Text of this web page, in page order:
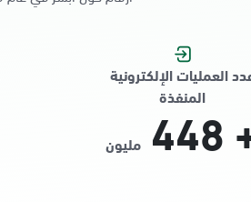
العمليات الإلكترونية
المنفذة
448 مليون